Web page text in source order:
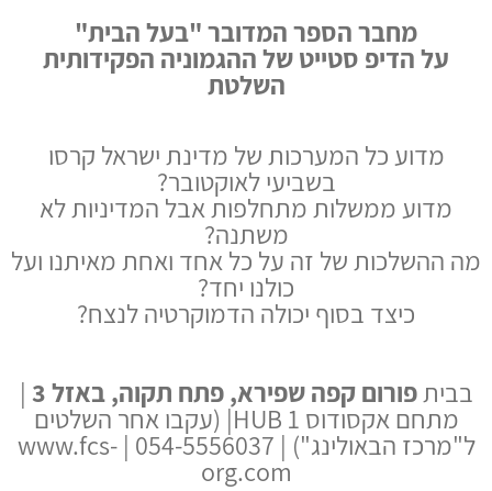
מחבר הספר המדובר "בעל הבית"
על הדיפ סטייט של ההגמוניה הפקידותית
השלטת
מדוע כל המערכות של מדינת ישראל קרסו
בשביעי לאוקטובר?
מדוע ממשלות מתחלפות אבל המדיניות לא
משתנה?
מה ההשלכות של זה על כל אחד ואחת מאיתנו ועל
כולנו יחד?
כיצד בסוף יכולה הדמוקרטיה לנצח?
בביתפורום קפה שפירא, פתח תקוה, באזל 3 |
מתחם אקסודוס HUB 1| (עקבו אחר השלטים
ל"מרכז הבאולינג") | 054-5556037 | www.fcs-
org.com